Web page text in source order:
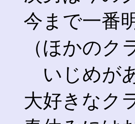
今まで一番
（ほかの
いじめが
大好きなク